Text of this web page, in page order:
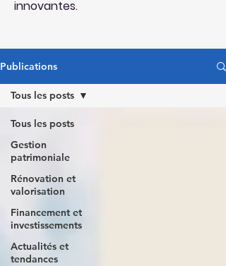
innovantes.
Publications
Tous les posts
Gestion
patrimoniale
Rénovation et
valorisation
Financement et
investissements
Actualités et
tendances
Tous les posts